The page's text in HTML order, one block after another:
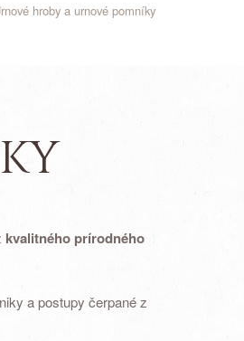
hroby a urnové pomníky
kvalitného prírodného
a postupy čerpané z